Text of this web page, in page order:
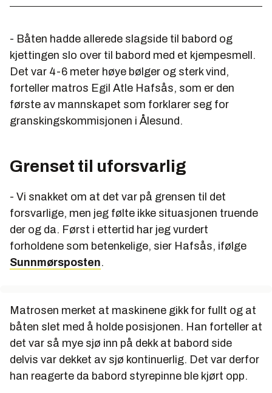
- Båten hadde allerede slagside til babord og
kjettingen slo over til babord med et kjempesmell.
Det var 4-6 meter høye bølger og sterk vind,
forteller matros Egil Atle Hafsås, som er den
første av mannskapet som forklarer seg for
granskingskommisjonen i Ålesund.
Grenset til uforsvarlig
- Vi snakket om at det var på grensen til det
forsvarlige, men jeg følte ikke situasjonen truende
der og da. Først i ettertid har jeg vurdert
forholdene som betenkelige, sier Hafsås, ifølge
Sunnmørsposten.
Matrosen merket at maskinene gikk for fullt og at
båten slet med å holde posisjonen. Han forteller at
det var så mye sjø inn på dekk at babord side
delvis var dekket av sjø kontinuerlig. Det var derfor
han reagerte da babord styrepinne ble kjørt opp.